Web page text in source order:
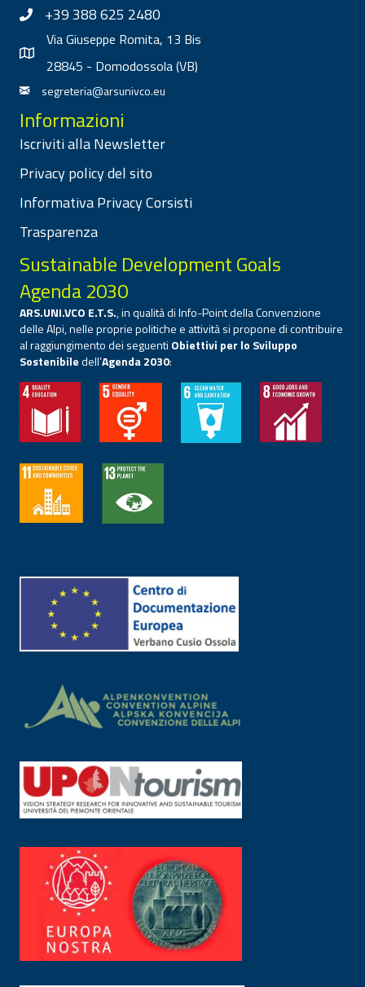
+39 388 625 2480
Via Giuseppe Romita, 13 Bis
28845 - Domodossola (VB)
segreteria@arsunivco.eu
Informazioni
Iscriviti alla Newsletter
Privacy policy del sito
Informativa Privacy Corsisti
Trasparenza
Sustainable Development Goals
Agenda 2030
ARS.UNI.VCO E.T.S., in qualità di Info-Point della Convenzione
delle Alpi, nelle proprie politiche e attività si propone di contribuire
al raggiungimento dei seguenti Obiettivi per lo Sviluppo
Sostenibiledell’Agenda 2030: